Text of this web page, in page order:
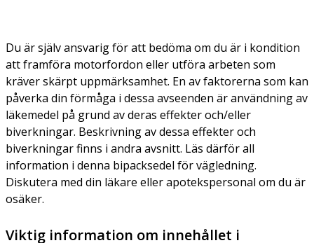
Du är själv ansvarig för att bedöma om du är i kondition
att framföra motorfordon eller utföra arbeten som
kräver skärpt uppmärksamhet. En av faktorerna som kan
påverka din förmåga i dessa avseenden är användning av
läkemedel på grund av deras effekter och/eller
biverkningar. Beskrivning av dessa effekter och
biverkningar finns i andra avsnitt. Läs därför all
information i denna bipacksedel för vägledning.
Diskutera med din läkare eller apotekspersonal om du är
osäker.
Viktig information om innehållet i